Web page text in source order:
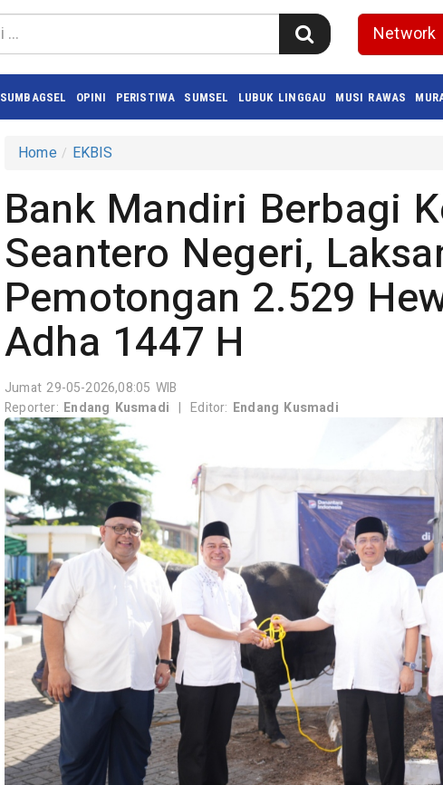
Network
SUMBAGSEL OPINI PERISTIWA SUMSEL LUBUK LINGGAU MUSI RAWAS
Home EKBIS
Bank Mandiri Berbagi
Seantero Negeri,
Pemotongan 2.529
Adha 1447 H
Jumat 29-05-2026,08:05 WIB
Reporter: Endang Kusmadi | Editor: Endang Kusmadi